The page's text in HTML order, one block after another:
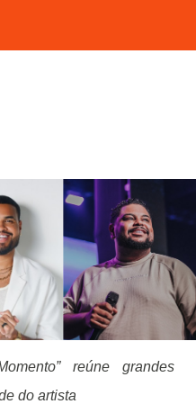
reúne grandes
do artista